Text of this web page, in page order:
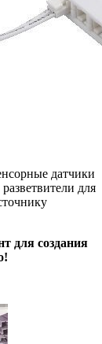
датчики
для
для создания